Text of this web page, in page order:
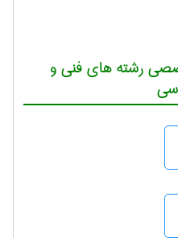
رشته های فنی و